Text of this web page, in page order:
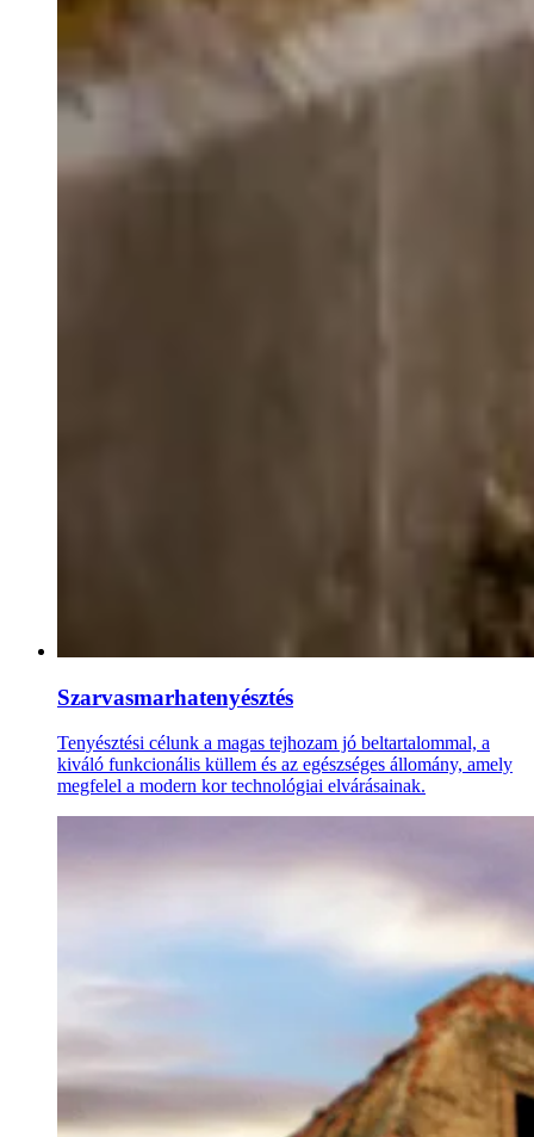
Szarvasmarha­tenyésztés
Tenyésztési célunk a magas tejhozam jó beltartalommal, a
kiváló funkcionális küllem és az egészséges állomány, amely
megfelel a modern kor technológiai elvárásainak.